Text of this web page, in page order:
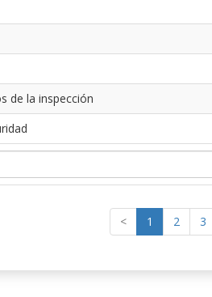
de la inspección
< 1 2 3